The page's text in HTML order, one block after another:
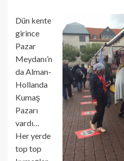
Dün kente
girince
Pazar
Meydanı’n
da Alman-
Hollanda
Kumaş
Pazarı
vardı…
Her yerde
top top